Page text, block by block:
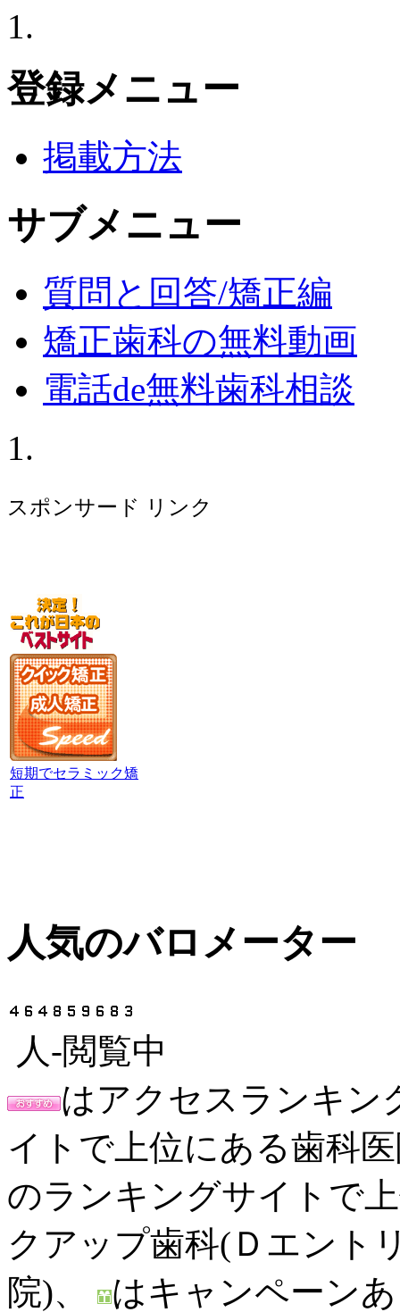
登録メニュー
掲載方法
サブメニュー
質問と回答/矯正編
矯正歯科の無料動画
電話de無料歯科相談
スポンサード リンク
短期でセラミック矯
正
人気のバロメーター
人-閲覧中
はアクセスランキン
イトで上位にある歯科
のランキングサイトで
クアップ歯科(Ｄエント
院)、
はキャンペーン